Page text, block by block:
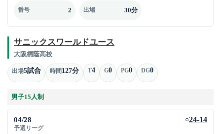
番号 2 出場 30分
サニックスワールドユース
大阪桐蔭高校
出場5試合 時間127分 T4 G0 PG0 DG0
男子15人制
04/28
予選リーグ
○24-14